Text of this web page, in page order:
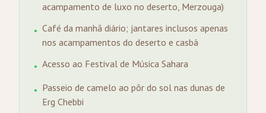
acampamento de luxo no deserto, Merzouga)
• Café da manhã diário; jantares inclusos apenas
nos acampamentos do deserto e casbá
• Acesso ao Festival de Música Sahara
• Passeio de camelo ao pôr do sol nas dunas de
Erg Chebbi